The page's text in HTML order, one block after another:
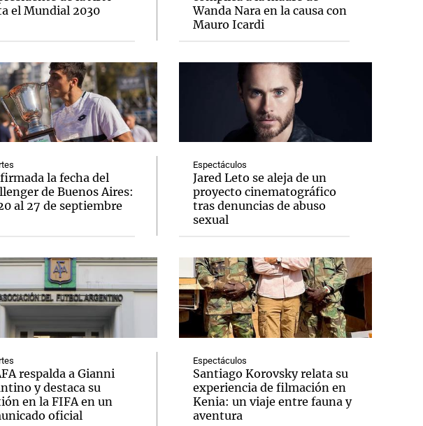
el Mundial 2030
la fecha del
de Buenos Aires:
al 27 de septiembre
respalda a Gianni
y destaca su
en la FIFA en un
oficial
Wanda Nara en la causa con
Mauro Icardi
Espectáculos
Jared Leto se aleja de un
proyecto cinematográfico
tras denuncias de abuso
sexual
Espectáculos
Santiago Korovsky relata su
experiencia de filmación en
Kenia: un viaje entre fauna y
aventura
Notas
Cadena 3 en Groenlandia
Notas